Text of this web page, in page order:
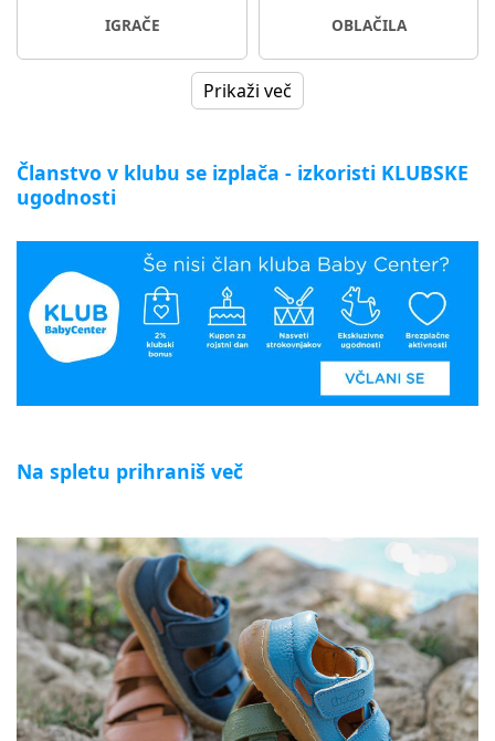
IGRAČE OBLAČILA
Prikaži več
Članstvo v klubu se izplača - izkoristi KLUBSKE
ugodnosti
Na spletu prihraniš več